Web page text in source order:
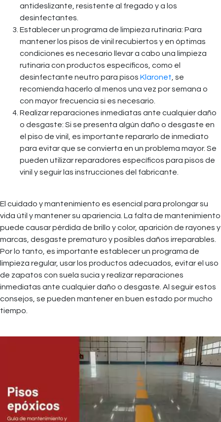
antideslizante, resistente al fregado y a los
desinfectantes.
Establecer un programa de limpieza rutinaria: Para
mantener los pisos de vinil recubiertos y en óptimas
condiciones es necesario llevar a cabo una limpieza
rutinaria con productos específicos, como el
desinfectante neutro para pisos Klaronet , se
recomienda hacerlo al menos una vez por semana o
con mayor frecuencia si es necesario.
Realizar reparaciones inmediatas ante cualquier daño
o desgaste: Si se presenta algún daño o desgaste en
el piso de vinil, es importante repararlo de inmediato
para evitar que se convierta en un problema mayor. Se
pueden utilizar reparadores específicos para pisos de
vinil y seguir las instrucciones del fabricante.
El cuidado y mantenimiento es esencial para prolongar su
vida útil y mantener su apariencia. La falta de mantenimiento
puede causar pérdida de brillo y color, aparición de rayones y
marcas, desgaste prematuro y posibles daños irreparables.
Por lo tanto, es importante establecer un programa de
limpieza regular, usar los productos adecuados, evitar el uso
de zapatos con suela sucia y realizar reparaciones
inmediatas ante cualquier daño o desgaste. Al seguir estos
consejos, se pueden mantener en buen estado por mucho
tiempo.